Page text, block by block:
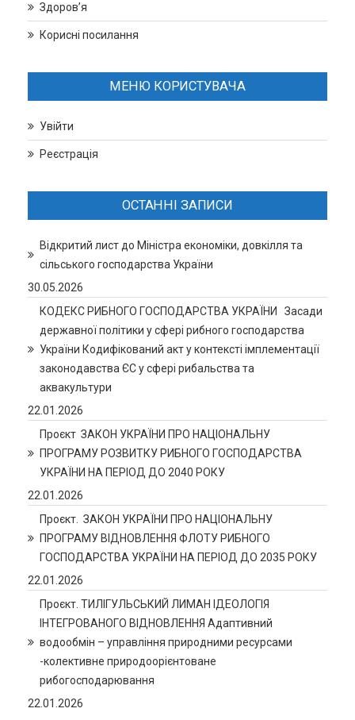
Здоров’я
Корисні посилання
МЕНЮ КОРИСТУВАЧА
Увійти
Реєстрація
ОСТАННІ ЗАПИСИ
Відкритий лист до Міністра економіки, довкілля та
сільського господарства України
30.05.2026
КОДЕКС РИБНОГО ГОСПОДАРСТВА УКРАЇНИ Засади
державної політики у сфері рибного господарства
України Кодифікований акт у контексті імплементації
законодавства ЄС у сфері рибальства та
аквакультури
22.01.2026
Проєкт ЗАКОН УКРАЇНИ ПРО НАЦІОНАЛЬНУ
ПРОГРАМУ РОЗВИТКУ РИБНОГО ГОСПОДАРСТВА
УКРАЇНИ НА ПЕРІОД ДО 2040 РОКУ
22.01.2026
Проєкт. ЗАКОН УКРАЇНИ ПРО НАЦІОНАЛЬНУ
ПРОГРАМУ ВІДНОВЛЕННЯ ФЛОТУ РИБНОГО
ГОСПОДАРСТВА УКРАЇНИ НА ПЕРІОД ДО 2035 РОКУ
22.01.2026
Проєкт. ТИЛІГУЛЬСЬКИЙ ЛИМАН ІДЕОЛОГІЯ
ІНТЕГРОВАНОГО ВІДНОВЛЕННЯ Адаптивний
водообмін – управління природними ресурсами
-колективне природоорієнтоване
рибогосподарювання
22.01.2026